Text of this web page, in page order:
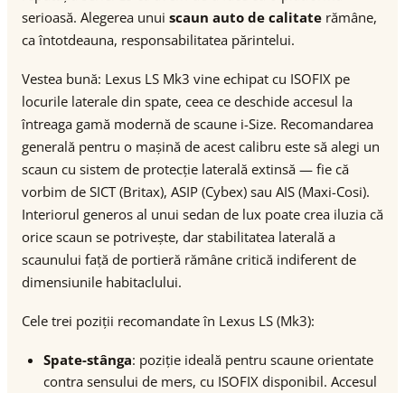
serioasă. Alegerea unui scaun auto de calitate rămâne,
ca întotdeauna, responsabilitatea părintelui.
Vestea bună: Lexus LS Mk3 vine echipat cu ISOFIX pe
locurile laterale din spate, ceea ce deschide accesul la
întreaga gamă modernă de scaune i-Size. Recomandarea
generală pentru o mașină de acest calibru este să alegi un
scaun cu sistem de protecție laterală extinsă — fie că
vorbim de SICT (Britax), ASIP (Cybex) sau AIS (Maxi-Cosi).
Interiorul generos al unui sedan de lux poate crea iluzia că
orice scaun se potrivește, dar stabilitatea laterală a
scaunului față de portieră rămâne critică indiferent de
dimensiunile habitaclului.
Cele trei poziții recomandate în Lexus LS (Mk3):
Spate-stânga: poziție ideală pentru scaune orientate
contra sensului de mers, cu ISOFIX disponibil. Accesul